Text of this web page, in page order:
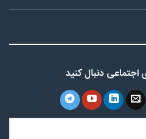
اجتماعی دنبال کنید